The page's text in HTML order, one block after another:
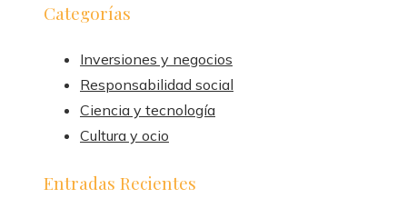
Categorías
Inversiones y negocios
Responsabilidad social
Ciencia y tecnología
Cultura y ocio
Entradas Recientes